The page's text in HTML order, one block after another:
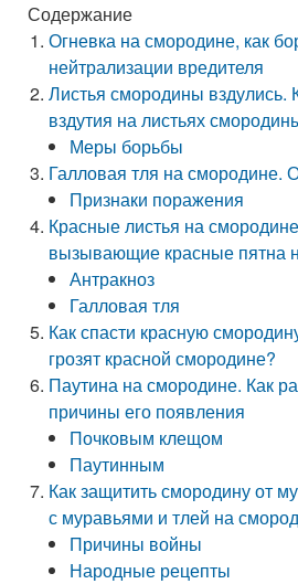
Содержание
Огневка на смородине, как
нейтрализации вредителя
Листья смородины вздулись.
вздутия на листьях
Меры борьбы
Галловая тля на смородине.
Признаки поражения
Красные листья на
вызывающие красные пятна
Антракноз
Галловая тля
Как спасти красную
грозят красной смородине?
Паутина на смородине. Как
причины его появления
Почковым клещом
Паутинным
Как защитить смородину от
с муравьями и тлей на
Причины войны
Народные рецепты